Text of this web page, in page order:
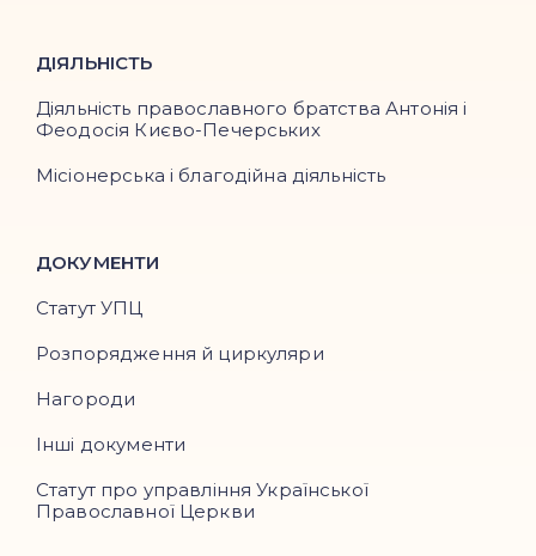
ДІЯЛЬНІСТЬ
Діяльність православного братства Антонія і
Феодосія Києво-Печерських
Місіонерська і благодійна діяльність
ДОКУМЕНТИ
Статут УПЦ
Розпорядження й циркуляри
Нагороди
Інші документи
Статут про управління Української
Православної Церкви